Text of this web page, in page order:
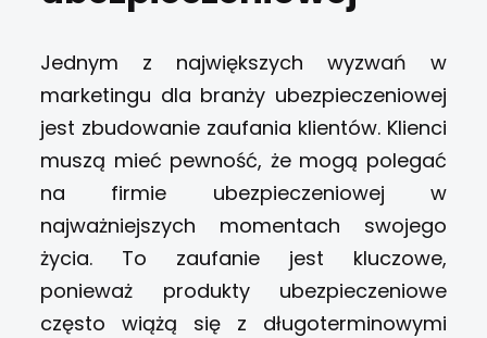
Jednym z największych wyzwań w
marketingu dla branży ubezpieczeniowej
jest zbudowanie zaufania klientów. Klienci
muszą mieć pewność, że mogą polegać
na firmie ubezpieczeniowej w
najważniejszych momentach swojego
życia. To zaufanie jest kluczowe,
ponieważ produkty ubezpieczeniowe
często wiążą się z długoterminowymi